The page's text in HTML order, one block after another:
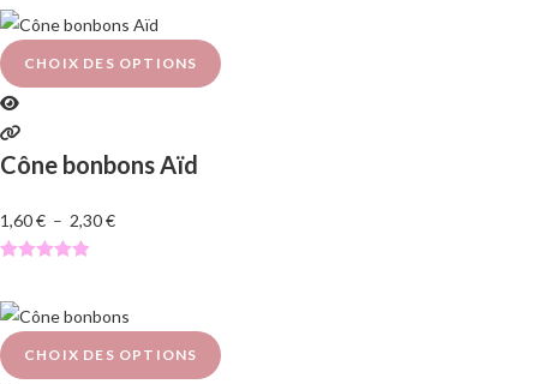
sur 5
basé sur
notations
client
CHOIX DES OPTIONS
Cône bonbons Aïd
1,60€ – 2,30€
sur 5
basé sur
notation
client
CHOIX DES OPTIONS